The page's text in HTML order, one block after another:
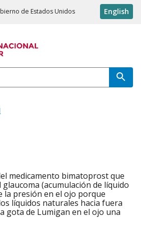
de Estados Unidos English
medicamento bimatoprost que
(acumulación de líquido
la presión en el ojo porque
líquidos naturales hacia fuera
gota de Lumigan en el ojo una